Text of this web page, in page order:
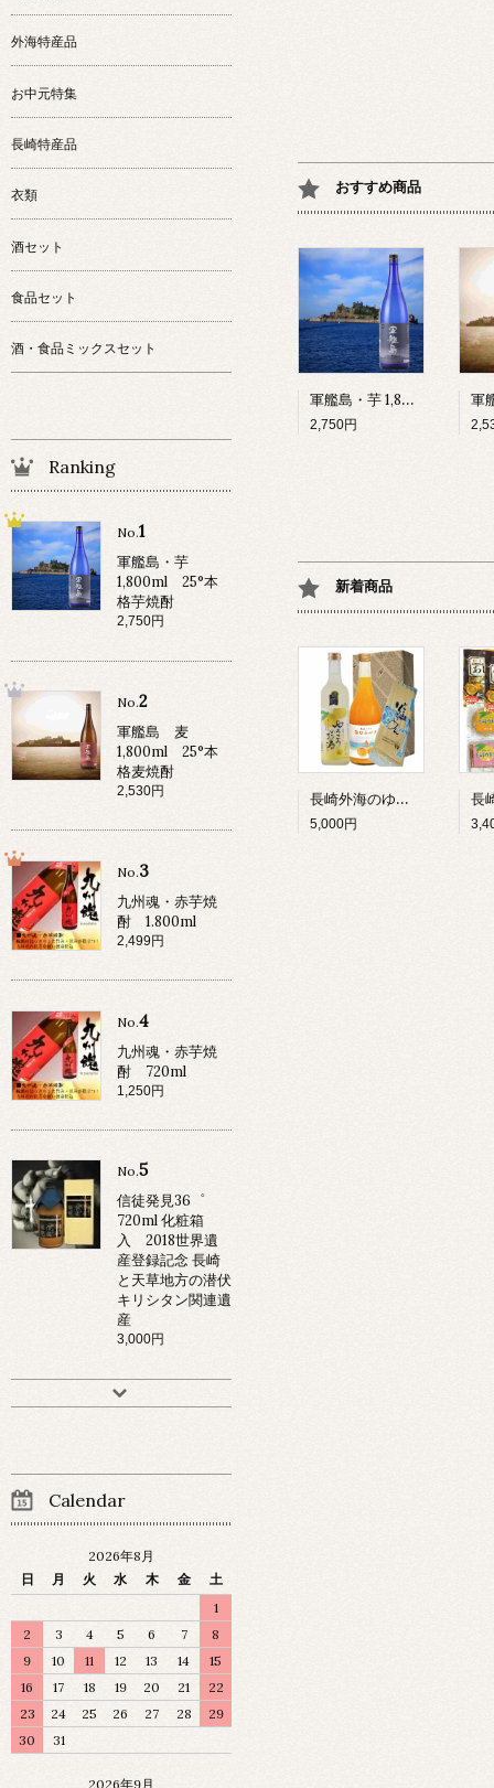
おすすめ商品
軍艦島・芋 1,800ml 25°本格芋焼酎
2,750円
新着商品
長崎外海のゆうこう詰合 プレミアムセットゆうこうのお酒500ML・原口みかん100%ジュース720ML/各1本・ドロさまそうめん6束入1個
5,000円
外海特産品
お中元特集
長崎特産品
衣類
酒セット
食品セット
酒・食品ミックスセット
Ranking
No.1
軍艦島・芋
1,800ml 25°本
格芋焼酎
2,750円
No.2
軍艦島 麦
1,800ml 25°本
格麦焼酎
2,530円
No.3
九州魂・赤芋焼
酎 1.800ml
2,499円
No.4
九州魂・赤芋焼
酎 720ml
1,250円
No.5
信徒発見36゜
720ml 化粧箱
入 2018世界遺
産登録記念 長崎
と天草地方の潜伏
キリシタン関連遺
産
3,000円
Calendar
2026年8月
日
月 火 水 木 金
土
1
2
3 4 5 6 7
8
9
10 11 12 13 14
15
16
17 18 19 20 21
22
23
24 25 26 27 28
29
30
31
2026年9月